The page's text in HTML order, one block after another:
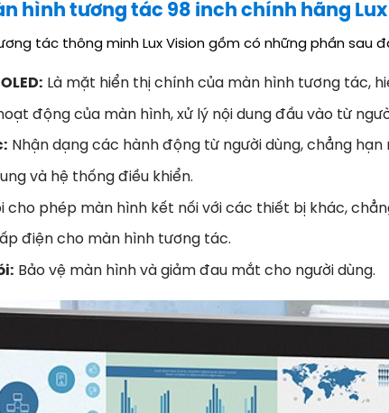
hình tương tác 98 inch chính hãng
tác thông minh Lux Vision gồm có những phần sau
Là mặt hiển thị chính của màn hình tương tác,
động của màn hình, xử lý nội dung đầu vào từ
Nhận dạng các hành động từ người dùng, chẳng hạn
và hệ thống điều khiển.
cho phép màn hình kết nối với các thiết bị khác,
điện cho màn hình tương tác.
Bảo vệ màn hình và giảm đau mắt cho người dùng.